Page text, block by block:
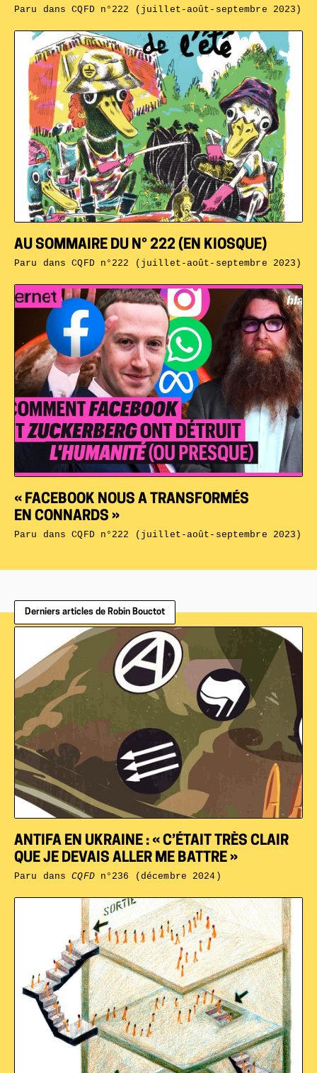
« FACEBOOK NOUS A TRANSFORMÉS
EN CONNARDS »
Paru dansCQFD n°222 (juillet-août-septembre 2023)
AU SOMMAIRE DU N° 222 (EN KIOSQUE)
Paru dansCQFD n°222 (juillet-août-septembre 2023)
Paru dansCQFD n°222 (juillet-août-septembre 2023)
Derniers articles de Robin Bouctot
ANTIFA EN UKRAINE : « C’ÉTAIT TRÈS CLAIR
QUE JE DEVAIS ALLER ME BATTRE »
Paru dansCQFDn°236 (décembre 2024)